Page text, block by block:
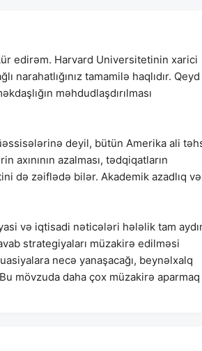
edirəm. Harvard Universitetinin xarici
narahatlığınız tamamilə haqlıdır. Qeyd
məhdudlaşdırılması
deyil, bütün Amerika ali
azalması, tədqiqatların
də zəiflədə bilər. Akademik azadlıq və
və iqtisadi nəticələri hələlik tam
strategiyaları müzakirə edilməsi
necə yanaşacağı, beynəlxalq
mövzuda daha çox müzakirə aparmaq